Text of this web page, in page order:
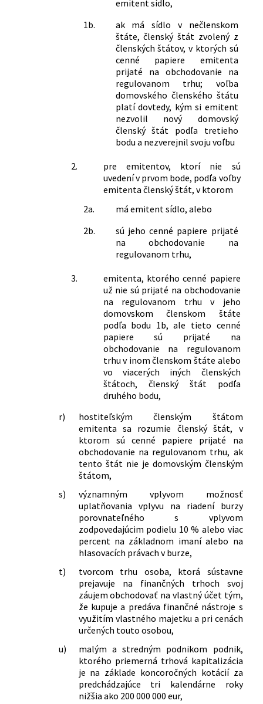
emitent sídlo,
1b.
ak má sídlo v nečlenskom
štáte, členský štát zvolený z
členských štátov, v ktorých sú
cenné papiere emitenta
prijaté na obchodovanie na
regulovanom trhu; voľba
domovského členského štátu
platí dovtedy, kým si emitent
nezvolil nový domovský
členský štát podľa tretieho
bodu a nezverejnil svoju voľbu
2.
pre emitentov, ktorí nie sú
uvedení v prvom bode, podľa voľby
emitenta členský štát, v ktorom
2a.
má emitent sídlo, alebo
2b.
sú jeho cenné papiere prijaté
na obchodovanie na
regulovanom trhu,
3.
emitenta, ktorého cenné papiere
už nie sú prijaté na obchodovanie
na regulovanom trhu v jeho
domovskom členskom štáte
podľa bodu 1b, ale tieto cenné
papiere sú prijaté na
obchodovanie na regulovanom
trhu v inom členskom štáte alebo
vo viacerých iných členských
štátoch, členský štát podľa
druhého bodu,
r)
hostiteľským členským štátom
emitenta sa rozumie členský štát, v
ktorom sú cenné papiere prijaté na
obchodovanie na regulovanom trhu, ak
tento štát nie je domovským členským
štátom,
s)
významným vplyvom možnosť
uplatňovania vplyvu na riadení burzy
porovnateľného s vplyvom
zodpovedajúcim podielu 10 % alebo viac
percent na základnom imaní alebo na
hlasovacích právach v burze,
t)
tvorcom trhu osoba, ktorá sústavne
prejavuje na finančných trhoch svoj
záujem obchodovať na vlastný účet tým,
že kupuje a predáva finančné nástroje s
využitím vlastného majetku a pri cenách
určených touto osobou,
u)
malým a stredným podnikom podnik,
ktorého priemerná trhová kapitalizácia
je na základe koncoročných kotácií za
predchádzajúce tri kalendárne roky
nižšia ako 200 000 000 eur,